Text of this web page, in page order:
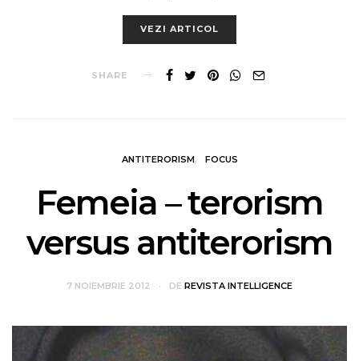
VEZI ARTICOL
SHARE
ANTITERORISM FOCUS
Femeia – terorism
versus antiterorism
7 NOIEMBRIE 2012 DE REVISTA INTELLIGENCE